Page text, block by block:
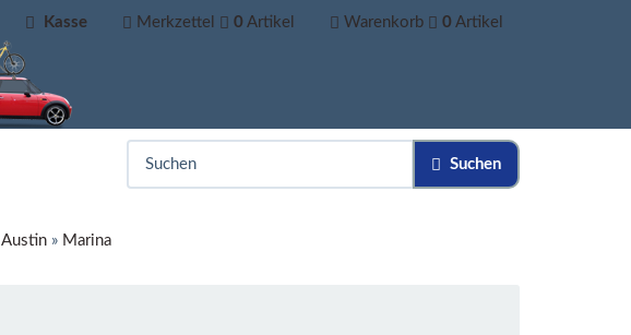
Kasse Merkzettel 0 Artikel Warenkorb 0 Artikel
Suchen
Austin» Marina